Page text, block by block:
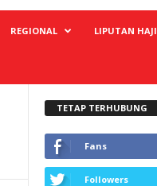
REGIONAL LIPUTAN HAJI
TETAP TERHUBUNG
Fans
Followers